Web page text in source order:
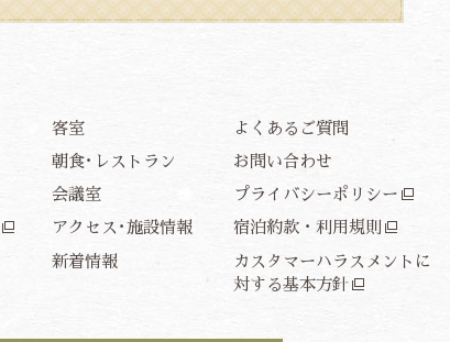
客室
朝食･レストラン
会議室
アクセス･施設情報
新着情報
よくあるご質問
お問い合わせ
プライバシーポリシー
宿泊約款・利用規則
カスタマーハラスメントに
対する基本方針